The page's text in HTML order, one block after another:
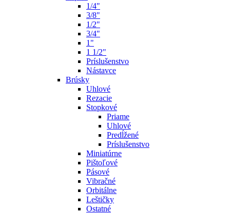
1/4"
3/8"
1/2"
3/4"
1"
1 1/2"
Príslušenstvo
Nástavce
Brúsky
Uhlové
Rezacie
Stopkové
Priame
Uhlové
Predĺžené
Príslušenstvo
Miniatúrne
Pištoľové
Pásové
Vibračné
Orbitálne
Leštičky
Ostatné